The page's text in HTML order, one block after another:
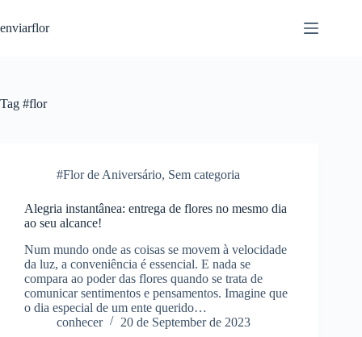
k
c
enviarflor
Tag #flor
#Flor de Aniversário, Sem categoria
Alegria instantânea: entrega de flores no mesmo dia
ao seu alcance!
Num mundo onde as coisas se movem à velocidade
da luz, a conveniência é essencial. E nada se
compara ao poder das flores quando se trata de
comunicar sentimentos e pensamentos. Imagine que
o dia especial de um ente querido…
conhecer
20 de September de 2023